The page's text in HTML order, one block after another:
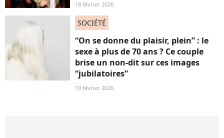
18 février 2026
SOCIÉTÉ
“On se donne du plaisir, plein” : le
sexe à plus de 70 ans ? Ce couple
brise un non-dit sur ces images
“jubilatoires”
10 février 2026